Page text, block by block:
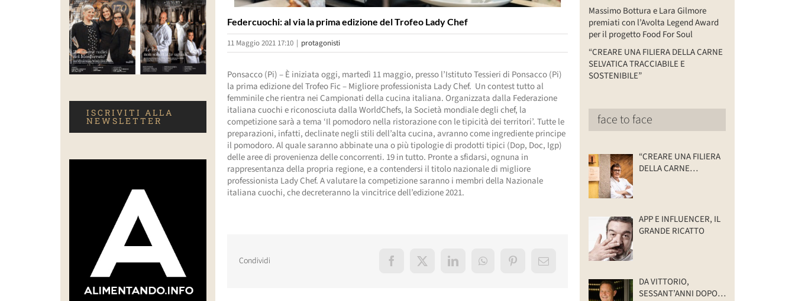
Federcuochi: al via la prima edizione del Trofeo Lady Chef
11 Maggio 2021 17:10 | protagonisti
Ponsacco (Pi) – È iniziata oggi, martedì 11 maggio, presso l’Istituto Tessieri di Ponsacco (Pi)
la prima edizione del Trofeo Fic – Migliore professionista Lady Chef. Un contest tutto al
femminile che rientra nei Campionati della cucina italiana. Organizzata dalla Federazione
italiana cuochi e riconosciuta dalla WorldChefs, la Società mondiale degli chef, la
competizione sarà a tema ‘Il pomodoro nella ristorazione con le tipicità dei territori’. Tutte le
preparazioni, infatti, declinate negli stili dell’alta cucina, avranno come ingrediente principe
il pomodoro. Al quale saranno abbinate una o più tipologie di prodotti tipici (Dop, Doc, Igp)
delle aree di provenienza delle concorrenti. 19 in tutto. Pronte a sfidarsi, ognuna in
rappresentanza della propria regione, e a contendersi il titolo nazionale di migliore
professionista Lady Chef. A valutare la competizione saranno i membri della Nazionale
italiana cuochi, che decreteranno la vincitrice dell’edizione 2021.
Condividi Facebook
X LinkedInWhatsAppPinterestEmail
ISCRIVITI ALLA
NEWSLETTER
Massimo Bottura e Lara Gilmore
premiati con l’Avolta Legend Award
per il progetto Food For Soul
“CREARE UNA FILIERA DELLA CARNE
SELVATICA TRACCIABILE E
SOSTENIBILE”
face to face
“CREARE UNA FILIERA
DELLA CARNE
APP E INFLUENCER, IL
GRANDE RICATTO
DA VITTORIO,
SESSANT’ANNI DOPO: